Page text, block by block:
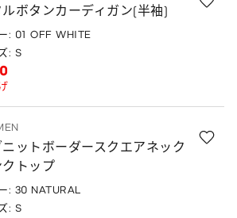
ルボタンカーディガン(半袖)
: 01 OFF WHITE
: S
ニットボーダースクエアネック
クトップ
: 30 NATURAL
: S